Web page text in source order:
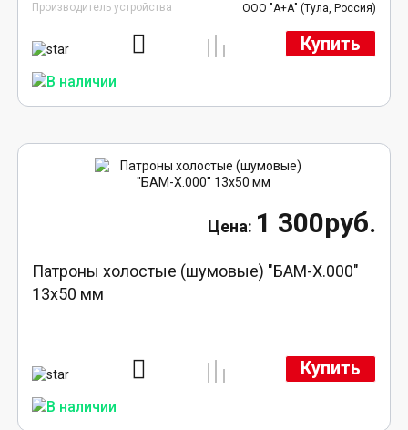
Производитель устройства
ООО "А+А" (Тула, Россия)
Купить
1 300руб.
Патроны холостые (шумовые) "БАМ-Х.000"
13х50 мм
Купить